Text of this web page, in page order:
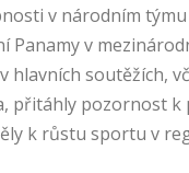
v národním
Panamy v
hlavních soutěžích,
přitáhly pozornost k
k růstu sportu v